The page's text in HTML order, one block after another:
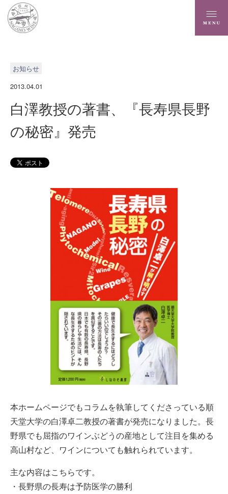
お知らせ
2013.04.01
白澤教授の著書、『長寿県長野
の秘密』発売
本ホームページでもコラムを執筆してくださっている順
天堂大学の白澤卓二教授の著書が発売になりました。長
野県でも屈指のワインぶどうの産地として注目を集める
高山村など、ワインについても触れられています。
主な内容はこちらです。
・長野県の長寿は予防医学の勝利